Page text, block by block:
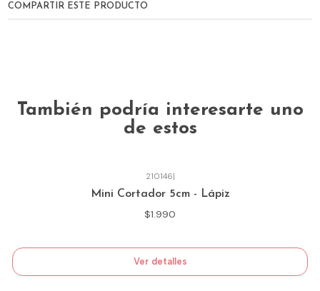
COMPARTIR ESTE PRODUCTO
También podría interesarte uno
de estos
210146|
Mini Cortador 5cm - Lápiz
$1.990
Ver detalles